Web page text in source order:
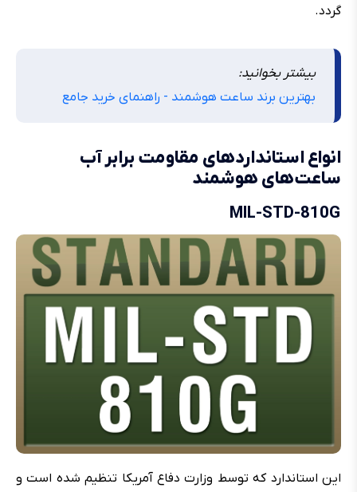
گردد.
بیشتر بخوانید:
بهترین برند ساعت هوشمند - راهنمای خرید جامع
انواع استانداردهای مقاومت برابر آب
ساعت‌های هوشمند
این استاندارد که توسط وزارت دفاع آمریکا تنظیم شده است و